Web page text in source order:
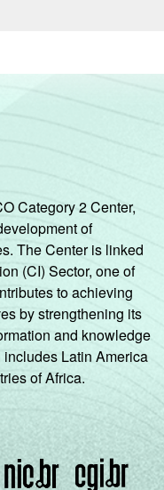
aos
Category 2 Center,
of
The Center is linked
(CI) Sector, one of
to achieving
by strengthening its
and knowledge
includes Latin America
of Africa.